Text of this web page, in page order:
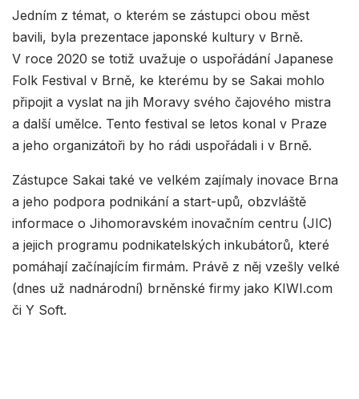
Jedním z témat, o kterém se zástupci obou měst
bavili, byla prezentace japonské kultury v Brně.
V roce 2020 se totiž uvažuje o uspořádání Japanese
Folk Festival v Brně, ke kterému by se Sakai mohlo
připojit a vyslat na jih Moravy svého čajového mistra
a další umělce. Tento festival se letos konal v Praze
a jeho organizátoři by ho rádi uspořádali i v Brně.
Zástupce Sakai také ve velkém zajímaly inovace Brna
a jeho podpora podnikání a start-upů, obzvláště
informace o Jihomoravském inovačním centru (JIC)
a jejich programu podnikatelských inkubátorů, které
pomáhají začínajícím firmám. Právě z něj vzešly velké
(dnes už nadnárodní) brněnské firmy jako KIWI.com
či Y Soft.